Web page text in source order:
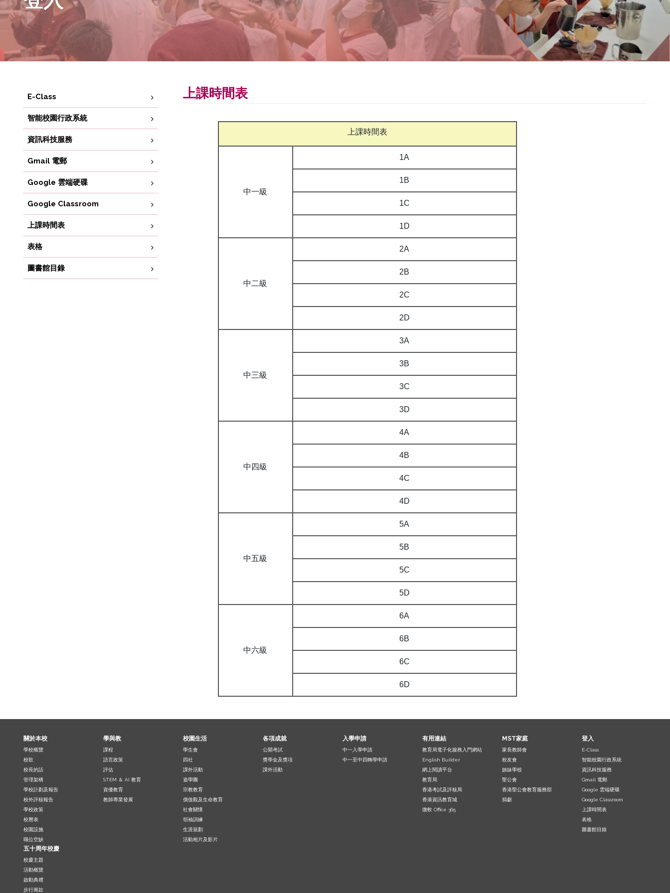
E-Class
智能校園行政系統
資訊科技服務
Gmail 電郵
Google 雲端硬碟
Google Classroom
上課時間表
表格
圖書館目錄
上課時間表
上課時間表
中一級
1A
1B
1C
1D
中二級
2A
2B
2C
2D
中三級
3A
3B
3C
3D
中四級
4A
4B
4C
4D
中五級
5A
5B
5C
5D
中六級
6A
6B
6C
6D
關於本校
學校概覽
校歌
校長的話
管理架構
學校計劃及報告
校外評核報告
學校政策
校曆表
校園設施
職位空缺
學與教
課程
語言政策
評估
STEM ＆ AI 教育
資優教育
教師專業發展
校園生活
學生會
四社
課外活動
遊學團
宗教教育
價值觀及生命教育
社會關懷
領袖訓練
生涯規劃
活動相片及影片
各項成就
公開考試
獎學金及獎項
課外活動
入學申請
中一入學申請
中一至中四轉學申請
有用連結
教育局電子化服務入門網站
English Builder
網上閱讀平台
教育局
香港考試及評核局
香港資訊教育城
微軟 Office 365
MST家庭
家長教師會
校友會
姊妹學校
聖公會
香港聖公會教育服務部
捐獻
登入
E-Class
智能校園行政系統
資訊科技服務
Gmail 電郵
Google 雲端硬碟
Google Classroom
上課時間表
表格
圖書館目錄
五十周年校慶
校慶主題
活動概覽
啟動典禮
步行籌款